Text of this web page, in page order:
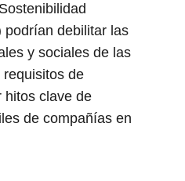
podrían debilitar las
y sociales de las
de
hitos clave de
de compañías en